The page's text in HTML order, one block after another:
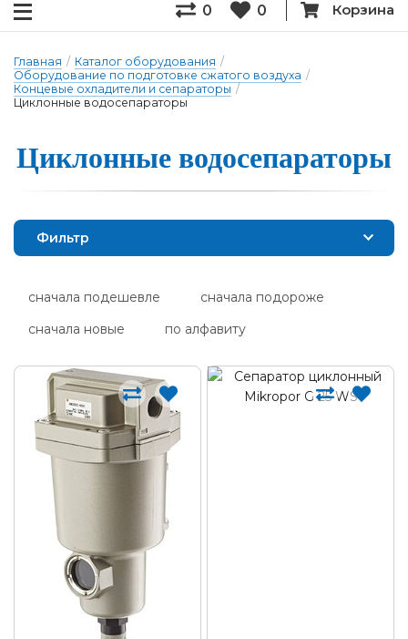
0 0 Корзина
Главная / Каталог оборудования /
Оборудование по подготовке сжатого воздуха /
Концевые охладители и сепараторы /
Циклонные водосепараторы
Циклонные водо­се­па­ра­то­ры
Фильтр
сначала подешевле
сначала подороже
сначала новые
по алфавиту